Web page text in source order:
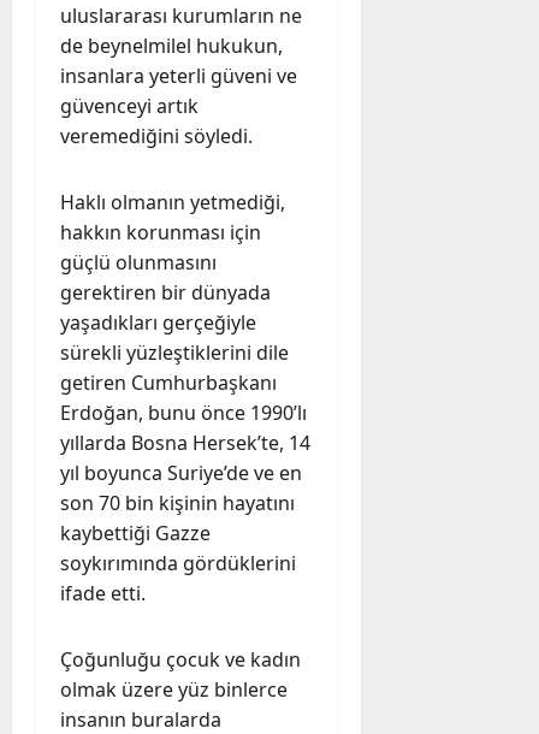
uluslararası kurumların ne
de beynelmilel hukukun,
insanlara yeterli güveni ve
güvenceyi artık
veremediğini söyledi.
Haklı olmanın yetmediği,
hakkın korunması için
güçlü olunmasını
gerektiren bir dünyada
yaşadıkları gerçeğiyle
sürekli yüzleştiklerini dile
getiren Cumhurbaşkanı
Erdoğan, bunu önce 1990’lı
yıllarda Bosna Hersek’te, 14
yıl boyunca Suriye’de ve en
son 70 bin kişinin hayatını
kaybettiği Gazze
soykırımında gördüklerini
ifade etti.
Çoğunluğu çocuk ve kadın
olmak üzere yüz binlerce
insanın buralarda